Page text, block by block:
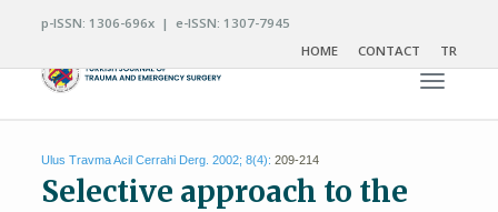
p-ISSN: 1306-696x | e-ISSN: 1307-7945
HOME
CONTACT TR
Toggle
Ulus Travma Acil Cerrahi Derg. 2002; 8(4): 209-214
Selective approach to the